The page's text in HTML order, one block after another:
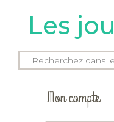
Les
Mon compte